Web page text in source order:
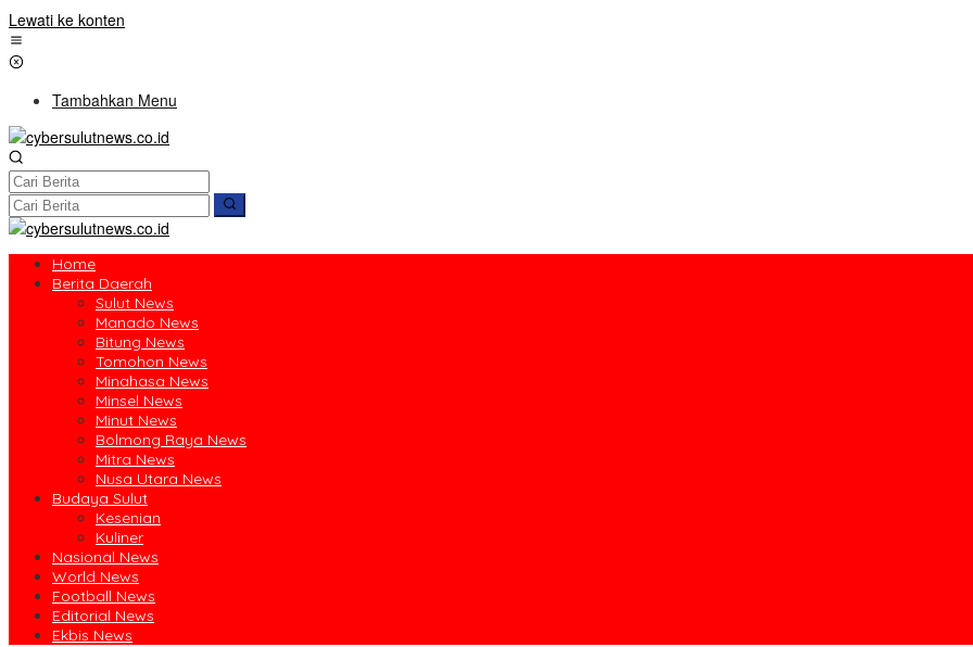
Lewati ke konten
Tambahkan Menu
Home
Berita Daerah
Sulut News
Manado News
Bitung News
Tomohon News
Minahasa News
Minsel News
Minut News
Bolmong Raya News
Mitra News
Nusa Utara News
Budaya Sulut
Kesenian
Kuliner
Nasional News
World News
Football News
Editorial News
Ekbis News